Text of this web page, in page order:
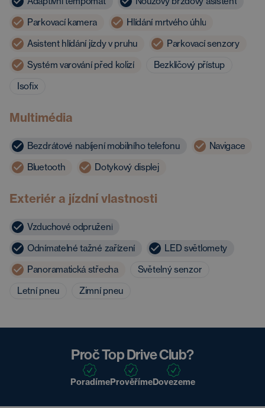
Parkovací kamera
Hlídání mrtvého úhlu
Asistent hlídání jízdy v pruhu
Parkovací senzory
Systém varování před kolizí
Bezklíčový přístup
Isofix
Multimédia
Bezdrátové nabíjení mobilního telefonu
Navigace
Bluetooth
Dotykový displej
Exteriér a jízdní vlastnosti
Vzduchové odpružení
Odnímatelné tažné zařízení
LED světlomety
Panoramatická střecha
Světelný senzor
Letní pneu
Zimní pneu
Proč Top Drive Club?
PoradímePrověřímeDovezeme